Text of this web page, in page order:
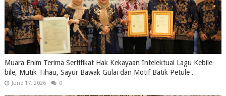
Muara Enim Terima Sertifikat Hak Kekayaan Intelektual Lagu Kebile-
bile, Mutik Tihau, Sayur Bawak Gulai dan Motif Batik Petule .
June 17, 2026 0